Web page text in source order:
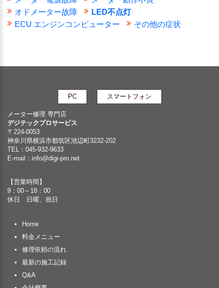
オドメーター故障
LED不点灯
ECU エンジンコンピューター
その他の症状
PC スマートフォン
メーター修理 専門店
デジテックプロサービス
〒224-0053
神奈川県横浜市都筑区池辺町3232-202
TEL：045-932-9633
E-mail： info@digi-pro.net
【営業時間】
9：00～18：00
休日 日曜、祝日
Home
料金メニュー
修理依頼の流れ
最新の施工記録
Q&A